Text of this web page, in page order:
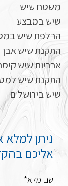
משטח שיש
שיש במבצע
החלפת שיש
התקנת שיש אבן
אחריות שיש
התקנת שיש
שיש בירושלים
ניתן למלא
אליכם
שם מלא*